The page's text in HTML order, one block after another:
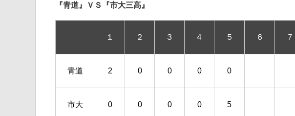
『青道』ＶＳ『市大三高』
１ ２ ３ ４ ５ ６ ７
青道 2 0 0 0 0
市大 0 0 0 0 5